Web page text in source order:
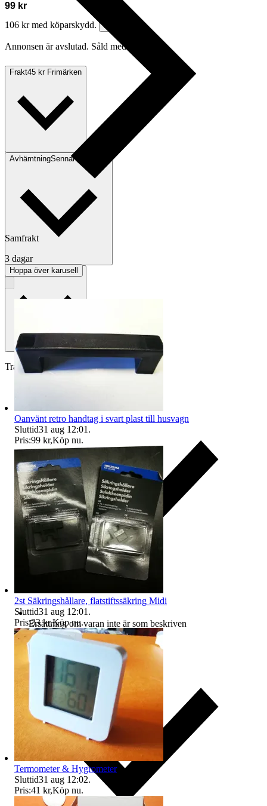
99 kr
106 kr med köparskydd. Läs mer
Annonsen är avslutad. Såld med Köp nu.
Frakt45 kr Frimärken
AvhämtningSennan, Sverige
BetalningVia Tradera
Traderas köparskydd
Ersättning om varan inte är som beskriven
Samfrakt
3 dagar
Hoppa över karusell
Oanvänt retro handtag i svart plast till husvagn
Sluttid31 aug 12:01 .
Pris:99 kr,Köp nu.
2st Säkringshållare, flatstiftssäkring Midi
Sluttid31 aug 12:01 .
Pris:33 kr,Köp nu.
Termometer & Hygrometer
Sluttid31 aug 12:02.
Pris:41 kr,Köp nu.